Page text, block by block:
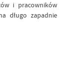
i pracowników
długo zapadnie